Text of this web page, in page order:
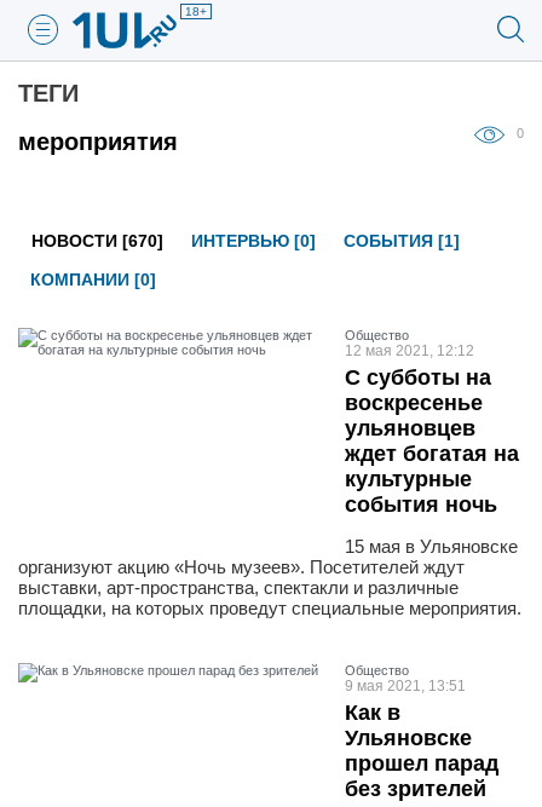
18+
ТЕГИ
мероприятия
0
НОВОСТИ [670] ИНТЕРВЬЮ [0]
СОБЫТИЯ [1]
КОМПАНИИ [0]
Общество
12 мая 2021, 12:12
С субботы на
воскресенье
ульяновцев
ждет богатая на
культурные
события ночь
15 мая в Ульяновске
организуют акцию «Ночь музеев». Посетителей ждут
выставки, арт-пространства, спектакли и различные
площадки, на которых проведут специальные мероприятия.
Общество
9 мая 2021, 13:51
Как в
Ульяновске
прошел парад
без зрителей